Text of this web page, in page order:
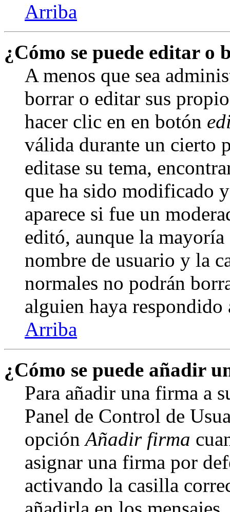
Arriba
¿Cómo se puede editar o
A menos que sea
borrar o editar sus
hacer clic en en botón
válida durante un cierto
editase su tema,
que ha sido modificado
aparece si fue un
editó, aunque la
nombre de usuario y la
normales no podrán
alguien haya respondido
Arriba
¿Cómo se puede añadir
Para añadir una firma a
Panel de Control de
opciónAñadir firma
asignar una firma por
activando la casilla